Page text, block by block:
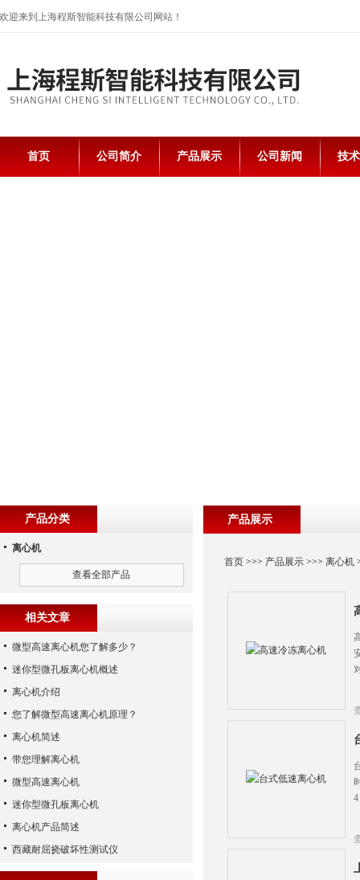
欢迎来到上海程斯智能科技有限公司网站！
首页 公司简介 产品展示 公司新闻 技
产品展示
首页 >>> 产品展示 >>>离心机
产品分类
离心机
查看全部产品
相关文章
微型高速离心机您了解多少？
迷你型微孔板离心机概述
离心机介绍
您了解微型高速离心机原理？
离心机简述
带您理解离心机
微型高速离心机
迷你型微孔板离心机
离心机产品简述
西藏耐屈挠破坏性测试仪